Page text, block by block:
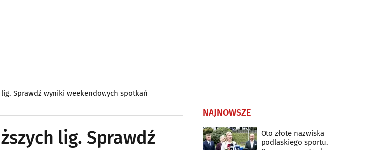
Sprawdź wyniki weekendowych spotkań
lig. Sprawdź
NAJNOWSZE
Oto złote nazwiska
podlaskiego sportu.